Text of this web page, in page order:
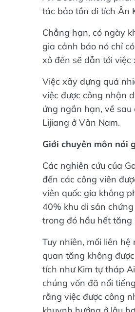
tác bảo tồn di tích Ân
Chẳng hạn, có ngày
gia cảnh báo nó chỉ
xô đến sẽ dẫn tới việc
Việc xây dựng quá
việc được công nhận
ứng ngắn hạn, về
Lijiang ở Vân Nam.
Giới chuyên môn nói
Các nghiên cứu của
đến các công viên
viên quốc gia không
40% khu di sản
trong đó hầu hết tăng
Tuy nhiên, mối liên hệ
quan tăng không
tích như Kim tự tháp
chúng vốn đã nổi
rằng việc được công
khuynh hướng ở lâu